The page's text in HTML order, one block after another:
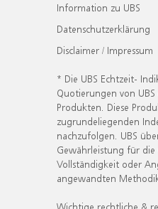
Information zu UBS
Datenschutzerklärung
Disclaimer / Impressum
* Die UBS Echtzeit-
Quotierungen von
Produkten. Diese
zugrundeliegenden
nachzufolgen. UBS
Gewährleistung für
Vollständigkeit oder
angewandten